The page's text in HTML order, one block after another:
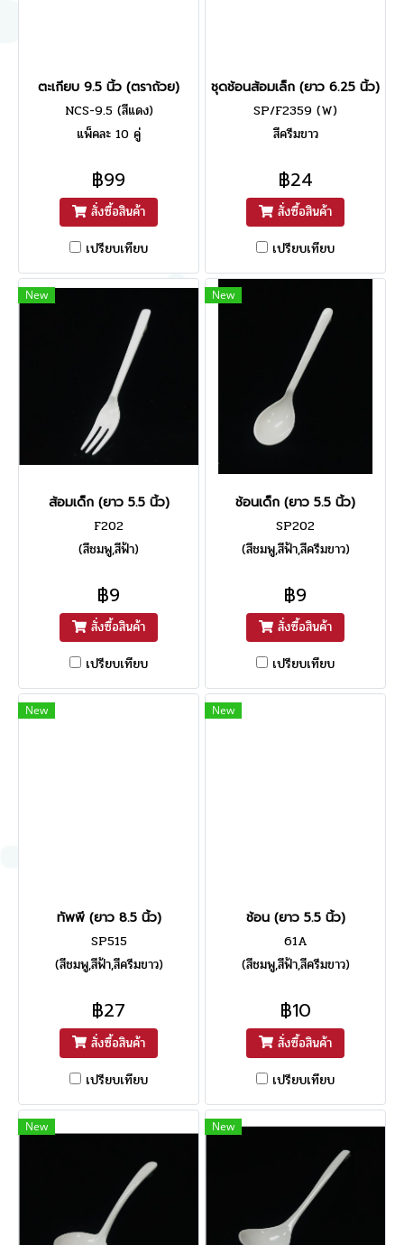
ตะเกียบ 9.5 นิ้ว (ตราถ้วย)
NCS-9.5 (สีแดง)
แพ็คละ 10 คู่
฿99
สั่งซื้อสินค้า
เปรียบเทียบ
ชุดช้อนส้อมเล็ก (ยาว 6.25 นิ้ว)
SP/F2359 (W)
สีครีมขาว
฿24
สั่งซื้อสินค้า
เปรียบเทียบ
New
ส้อมเด็ก (ยาว 5.5 นิ้ว)
F202
(สีชมพู,สีฟ้า)
฿9
สั่งซื้อสินค้า
เปรียบเทียบ
New
ช้อนเด็ก (ยาว 5.5 นิ้ว)
SP202
(สีชมพู,สีฟ้า,สีครีมขาว)
฿9
สั่งซื้อสินค้า
เปรียบเทียบ
New
ทัพพี (ยาว 8.5 นิ้ว)
SP515
(สีชมพู,สีฟ้า,สีครีมขาว)
฿27
สั่งซื้อสินค้า
เปรียบเทียบ
New
ช้อน (ยาว 5.5 นิ้ว)
61A
(สีชมพู,สีฟ้า,สีครีมขาว)
฿10
สั่งซื้อสินค้า
เปรียบเทียบ
New New